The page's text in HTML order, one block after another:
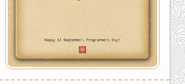
تمام ابزارها